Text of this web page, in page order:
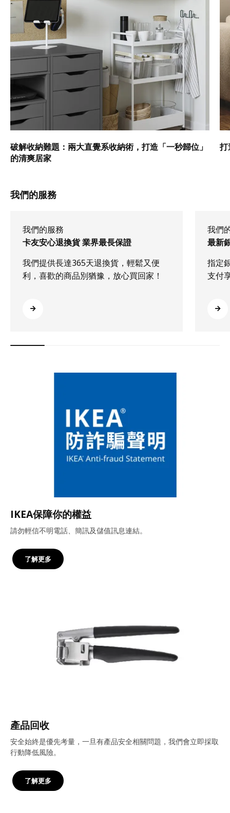
破解收納難題：兩大直覺系收納術，打造「一秒歸位」
的清爽居家
打
我們的服務
我們的服務
卡友安心退換貨 業界最長保證
我們提供長達365天退換貨，輕鬆又便
利，喜歡的商品別猶豫，放心買回家！
我們
最新
指定
支付
IKEA保障你的權益
請勿輕信不明電話、簡訊及儲值訊息連結。
了解更多
產品回收
安全始終是優先考量，一旦有產品安全相關問題，我們會立即採取
行動降低風險。
了解更多